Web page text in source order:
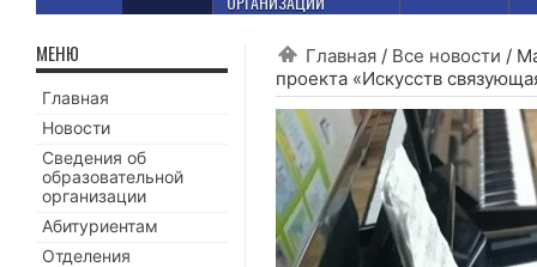
Главная / Все новости /
проекта «Искусств
МЕНЮ
Главная
Новости
Сведения об
образовательной
организации
Абитуриентам
Отделения